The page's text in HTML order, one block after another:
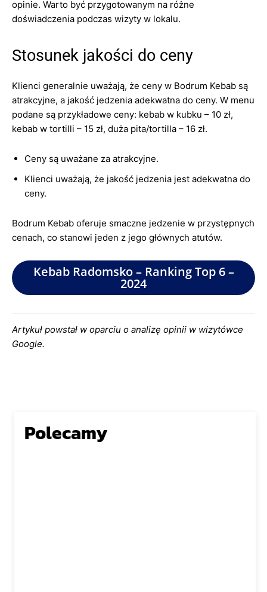
opinie. Warto być przygotowanym na różne
doświadczenia podczas wizyty w lokalu.
Stosunek jakości do ceny
Klienci generalnie uważają, że ceny w Bodrum Kebab są
atrakcyjne, a jakość jedzenia adekwatna do ceny. W menu
podane są przykładowe ceny: kebab w kubku – 10 zł,
kebab w tortilli – 15 zł, duża pita/tortilla – 16 zł.
Ceny są uważane za atrakcyjne.
Klienci uważają, że jakość jedzenia jest adekwatna do
ceny.
Bodrum Kebab oferuje smaczne jedzenie w przystępnych
cenach, co stanowi jeden z jego głównych atutów.
Kebab Radomsko – Ranking Top 6 –
2024
Artykuł powstał w oparciu o analizę opinii w wizytówce
Google.
Polecamy